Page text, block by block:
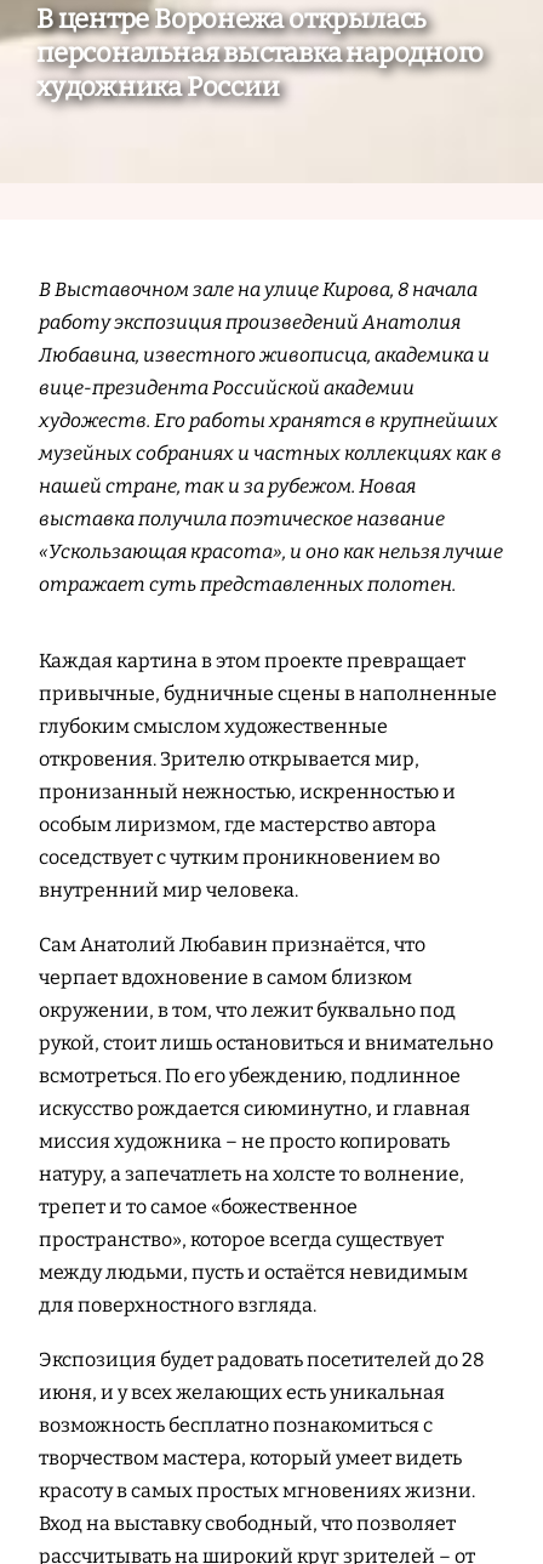
В центре Воронежа открылась
персональная выставка народного
художника России
В Выставочном зале на улице Кирова, 8 начала
работу экспозиция произведений Анатолия
Любавина, известного живописца, академика и
вице-президента Российской академии
художеств. Его работы хранятся в крупнейших
музейных собраниях и частных коллекциях как в
нашей стране, так и за рубежом. Новая
выставка получила поэтическое название
«Ускользающая красота», и оно как нельзя лучше
отражает суть представленных полотен.
Каждая картина в этом проекте превращает
привычные, будничные сцены в наполненные
глубоким смыслом художественные
откровения. Зрителю открывается мир,
пронизанный нежностью, искренностью и
особым лиризмом, где мастерство автора
соседствует с чутким проникновением во
внутренний мир человека.
Сам Анатолий Любавин признаётся, что
черпает вдохновение в самом близком
окружении, в том, что лежит буквально под
рукой, стоит лишь остановиться и внимательно
всмотреться. По его убеждению, подлинное
искусство рождается сиюминутно, и главная
миссия художника – не просто копировать
натуру, а запечатлеть на холсте то волнение,
трепет и то самое «божественное
пространство», которое всегда существует
между людьми, пусть и остаётся невидимым
для поверхностного взгляда.
Экспозиция будет радовать посетителей до 28
июня, и у всех желающих есть уникальная
возможность бесплатно познакомиться с
творчеством мастера, который умеет видеть
красоту в самых простых мгновениях жизни.
Вход на выставку свободный, что позволяет
рассчитывать на широкий круг зрителей – от